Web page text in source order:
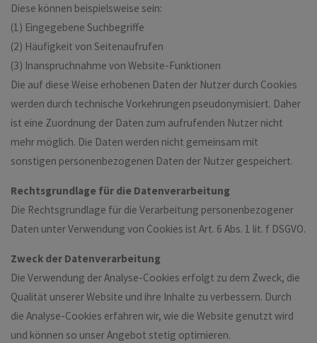
Diese können beispielsweise sein:
(1) Eingegebene Suchbegriffe
(2) Häufigkeit von Seitenaufrufen
(3) Inanspruchnahme von Website-Funktionen
Die auf diese Weise erhobenen Daten der Nutzer durch Cookies
werden durch technische Vorkehrungen pseudonymisiert. Daher
ist eine Zuordnung der Daten zum aufrufenden Nutzer nicht
mehr möglich. Die Daten werden nicht gemeinsam mit
sonstigen personenbezogenen Daten der Nutzer gespeichert.
Rechtsgrundlage für die Datenverarbeitung
Die Rechtsgrundlage für die Verarbeitung personenbezogener
Daten unter Verwendung von Cookies ist Art. 6 Abs. 1 lit. f DSGVO.
Zweck der Datenverarbeitung
Die Verwendung der Analyse-Cookies erfolgt zu dem Zweck, die
Qualität unserer Website und ihre Inhalte zu verbessern. Durch
die Analyse-Cookies erfahren wir, wie die Website genutzt wird
und können so unser Angebot stetig optimieren.